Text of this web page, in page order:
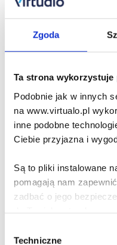
Zgoda
Ta strona
Podobnie jak w innych
na www.virtualo.pl
inne podobne
Ciebie przyjazna i
Są to pliki instalowane
pomagają nam
zadbać o jego
zgody
Techniczne